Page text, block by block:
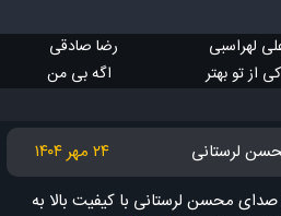
لهراسبی
کی از تو بهتر
رضا صادقی
اگه بی من
لرستانی
۲۴ مهر ۱۴۰۴
محسن لرستانی با کیفیت بالا به